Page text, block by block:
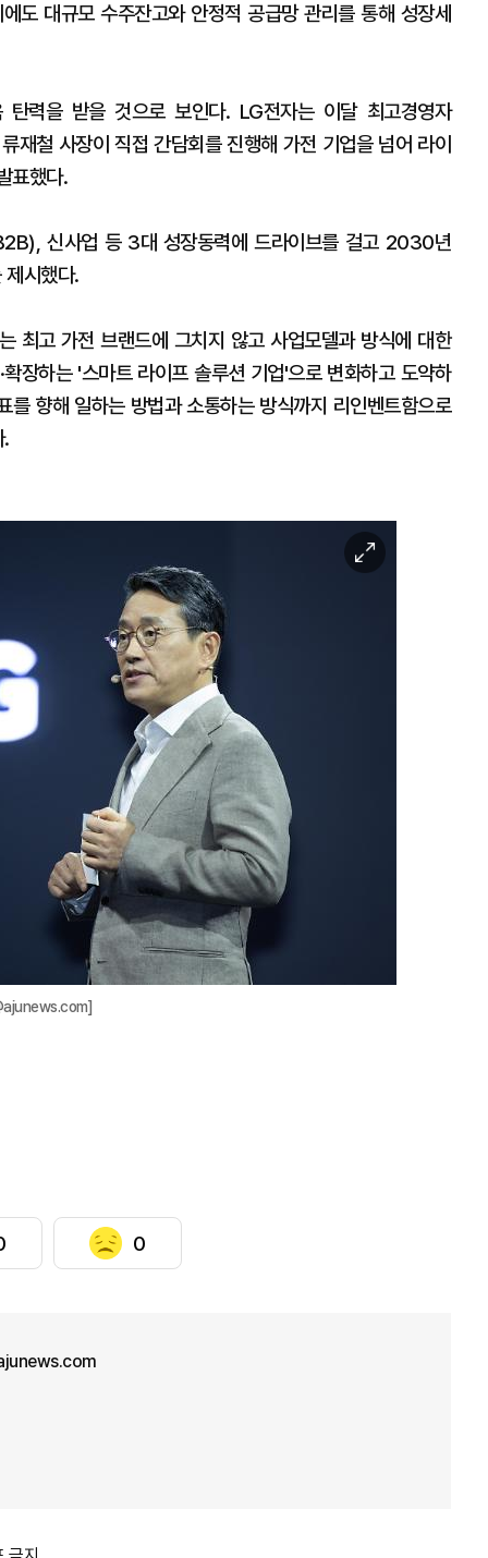
도 대규모 수주잔고와 안정적 공급망 관리를 통해 성장세
력을 받을 것으로 보인다. LG전자는 이달 최고경영자
철 사장이 직접 간담회를 진행해 가전 기업을 넘어 라이
표했다.
신사업 등 3대 성장동력에 드라이브를 걸고 2030년
시했다.
최고 가전 브랜드에 그치지 않고 사업모델과 방식에 대한
장하는 '스마트 라이프 솔루션 기업'으로 변화하고 도약하
향해 일하는 방법과 소통하는 방식까지 리인벤트함으로
.
이
미
0